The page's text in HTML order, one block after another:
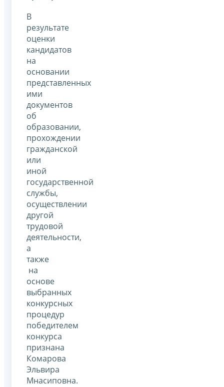
В
результате
оценки
кандидатов
на
основании
представленных
ими
документов
об
образовании,
прохождении
гражданской
или
иной
государственной
службы,
осуществлении
другой
трудовой
деятельности,
а
также
на
основе
выбранных
конкурсных
процедур
победителем
конкурса
признана
Комарова
Эльвира
Мнасиповна.